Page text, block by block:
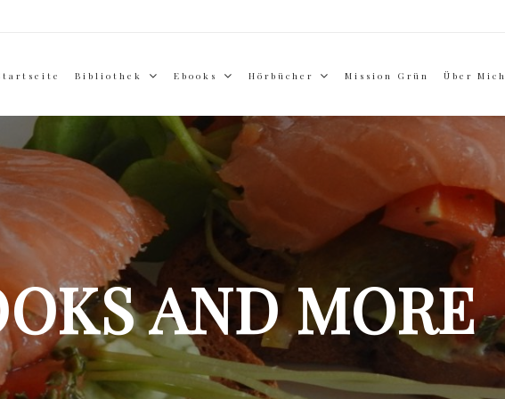
Bibliothek Ebooks Hörbücher Mission Grün Über Mich
AND MORE